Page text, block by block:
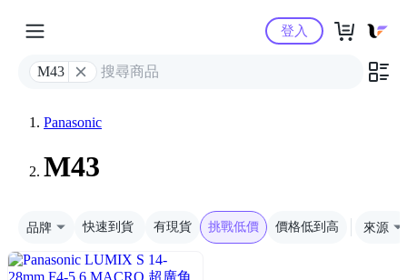
Yahoo購物中心
M43
登入
Panasonic
M43
品牌 快速到貨 有現貨 挑戰低價 價格低到高 來源